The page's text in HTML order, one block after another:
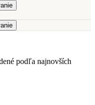
podľa najnovších